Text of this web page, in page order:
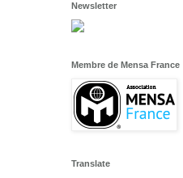
Newsletter
Membre de Mensa France
Translate